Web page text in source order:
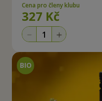
Cena pro členy klubu
327 Kč